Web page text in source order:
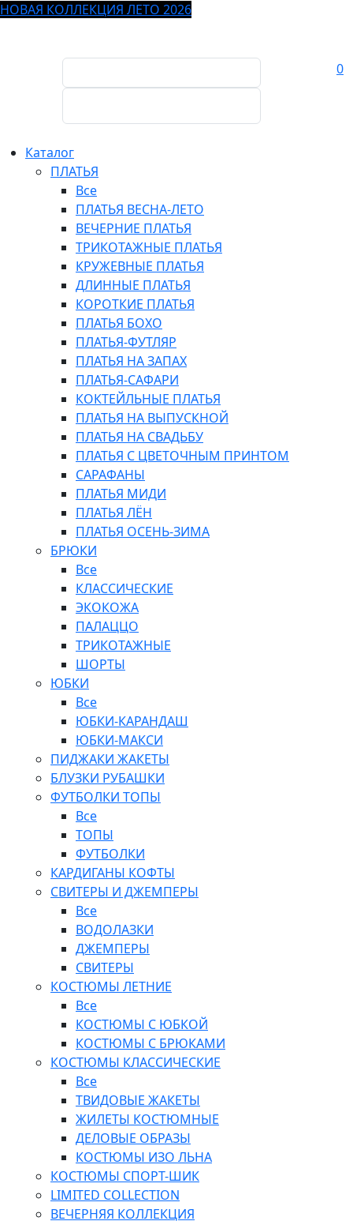
НОВАЯ КОЛЛЕКЦИЯ ЛЕТО 2026
0
Каталог
ПЛАТЬЯ
Все
ПЛАТЬЯ ВЕСНА-ЛЕТО
ВЕЧЕРНИЕ ПЛАТЬЯ
ТРИКОТАЖНЫЕ ПЛАТЬЯ
КРУЖЕВНЫЕ ПЛАТЬЯ
ДЛИННЫЕ ПЛАТЬЯ
КОРОТКИЕ ПЛАТЬЯ
ПЛАТЬЯ БОХО
ПЛАТЬЯ-ФУТЛЯР
ПЛАТЬЯ НА ЗАПАХ
ПЛАТЬЯ-САФАРИ
КОКТЕЙЛЬНЫЕ ПЛАТЬЯ
ПЛАТЬЯ НА ВЫПУСКНОЙ
ПЛАТЬЯ НА СВАДЬБУ
ПЛАТЬЯ С ЦВЕТОЧНЫМ ПРИНТОМ
САРАФАНЫ
ПЛАТЬЯ МИДИ
ПЛАТЬЯ ЛЁН
ПЛАТЬЯ ОСЕНЬ-ЗИМА
БРЮКИ
Все
КЛАССИЧЕСКИЕ
ЭКОКОЖА
ПАЛАЦЦО
ТРИКОТАЖНЫЕ
ШОРТЫ
ЮБКИ
Все
ЮБКИ-КАРАНДАШ
ЮБКИ-МАКСИ
ПИДЖАКИ ЖАКЕТЫ
БЛУЗКИ РУБАШКИ
ФУТБОЛКИ ТОПЫ
Все
ТОПЫ
ФУТБОЛКИ
КАРДИГАНЫ КОФТЫ
СВИТЕРЫ И ДЖЕМПЕРЫ
Все
ВОДОЛАЗКИ
ДЖЕМПЕРЫ
СВИТЕРЫ
КОСТЮМЫ ЛЕТНИЕ
Все
КОСТЮМЫ С ЮБКОЙ
КОСТЮМЫ С БРЮКАМИ
КОСТЮМЫ КЛАССИЧЕСКИЕ
Все
ТВИДОВЫЕ ЖАКЕТЫ
ЖИЛЕТЫ КОСТЮМНЫЕ
ДЕЛОВЫЕ ОБРАЗЫ
КОСТЮМЫ ИЗО ЛЬНА
КОСТЮМЫ СПОРТ-ШИК
LIMITED COLLECTION
ВЕЧЕРНЯЯ КОЛЛЕКЦИЯ